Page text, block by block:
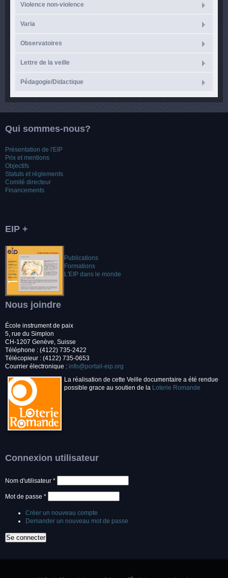
Violence non-violence
Varia
Observatoires
Lettre de la veille
Pédagogie/Didactique
Qui sommes-nous?
Présentation de l'EIP
Prix et mentions
Objectifs
Statuts et règlements
Comité directeur
Financements
EIP +
Publications
Formations
L'EIP dans le monde
Nous joindre
École instrument de paix
5, rue du Simplon
CH-1207 Genève, Suisse
Téléphone : (4122) 735-2422
Télécopieur : (4122) 735-0653
Courrier électronique : info@portail-eip.org
La réalisation de cette Veille documentaire a été rendue
possible grace au soutien de la Loterie Romande
Connexion utilisateur
Nom d'utilisateur *
Mot de passe *
Créer un nouveau compte
Demander un nouveau mot de passe